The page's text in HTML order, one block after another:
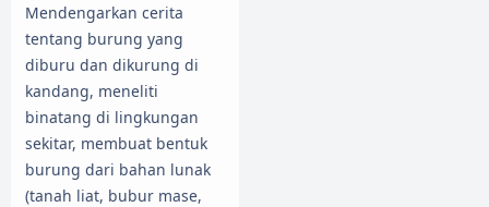
Mendengarkan cerita
tentang burung yang
diburu dan dikurung di
kandang, meneliti
binatang di lingkungan
sekitar, membuat bentuk
burung dari bahan lunak
(tanah liat, bubur mase,